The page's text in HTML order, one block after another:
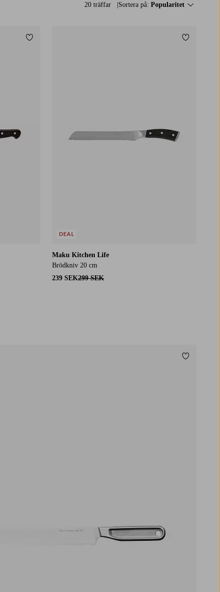
20 träffar Sortera på: Popularitet
Lägg till i
Lägg till i favoriter
Maku Kitchen Life
Brödkniv 20 cm
239 SEK299 SEK
DEAL
Lägg till i